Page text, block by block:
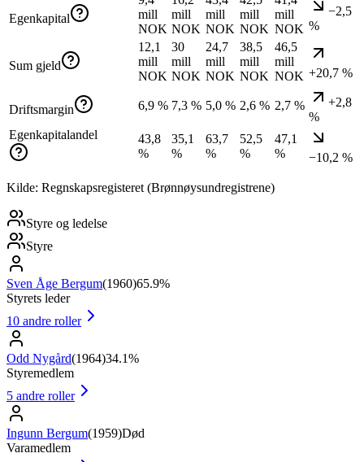
Egenkapital
mill
NOK
mill
NOK
mill
NOK
mill
NOK
mill
NOK
−2,5
%
Sum gjeld
12,1
mill
NOK
30
mill
NOK
24,7
mill
NOK
38,5
mill
NOK
46,5
mill
NOK +20,7 %
Driftsmargin 6,9 % 7,3 % 5,0 % 2,6 % 2,7 %
+2,8
%
Egenkapitalandel
43,8
%
35,1
%
63,7
%
52,5
%
47,1
%
−10,2 %
Kilde: Regnskapsregisteret (Brønnøysundregistrene)
Styre og ledelse
Styre
Sven Åge Bergum(1960)65.9%
Styrets leder
10 andre roller
Odd Nygård(1964)34.1%
Styremedlem
5 andre roller
Ingunn Bergum(1959)Død
Varamedlem